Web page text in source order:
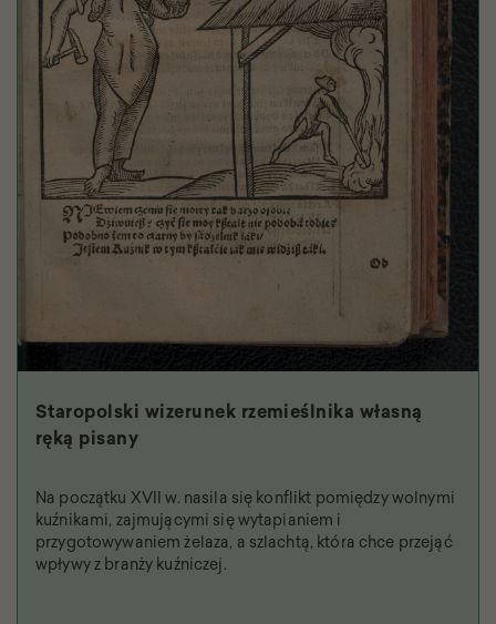
Staropolski wizerunek rzemieślnika własną
ręką pisany
Na początku XVII w. nasila się konflikt pomiędzy wolnymi
kuźnikami, zajmującymi się wytapianiem i
przygotowywaniem żelaza, a szlachtą, która chce przejąć
wpływy z branży kuźniczej.